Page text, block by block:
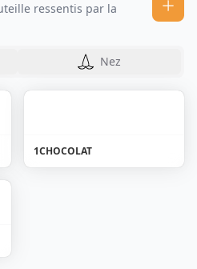
ressentis par la
Nez
1CHOCOLAT